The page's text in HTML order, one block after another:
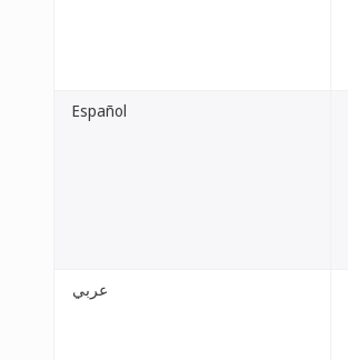
Español
عربي